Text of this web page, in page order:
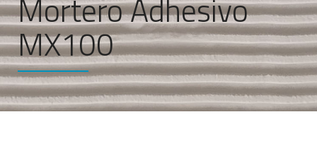
Mortero Adhesivo
MX100